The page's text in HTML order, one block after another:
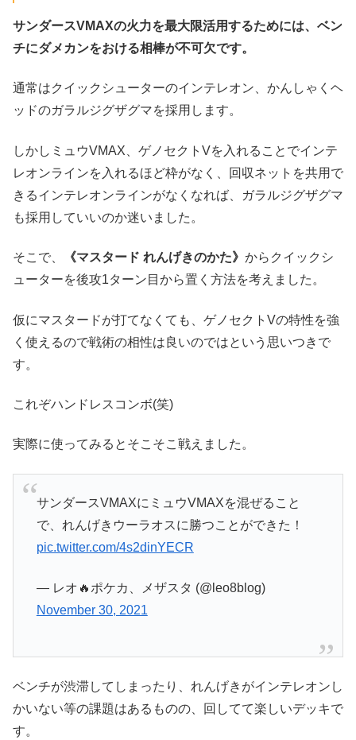
サンダースVMAXの火力を最大限活用するためには、ベン
チにダメカンをおける相棒が不可欠です。
通常はクイックシューターのインテレオン、かんしゃくヘ
ッドのガラルジグザグマを採用します。
しかしミュウVMAX、ゲノセクトVを入れることでインテ
レオンラインを入れるほど枠がなく、回収ネットを共用で
きるインテレオンラインがなくなれば、ガラルジグザグマ
も採用していいのか迷いました。
そこで、 《マスタード れんげきのかた》 からクイックシ
ューターを後攻1ターン目から置く方法を考えました。
仮にマスタードが打てなくても、ゲノセクトVの特性を強
く使えるので戦術の相性は良いのではという思いつきで
す。
これぞハンドレスコンボ(笑)
実際に使ってみるとそこそこ戦えました。
サンダースVMAXにミュウVMAXを混ぜること
で、れんげきウーラオスに勝つことができた！
pic.twitter.com/4s2dinYECR
— レオ🔥ポケカ、メザスタ (@leo8blog)
November 30, 2021
ベンチが渋滞してしまったり、れんげきがインテレオンし
かいない等の課題はあるものの、回してて楽しいデッキで
す。